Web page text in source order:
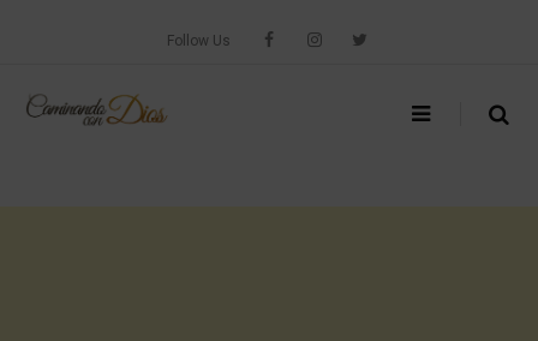
Follow Us